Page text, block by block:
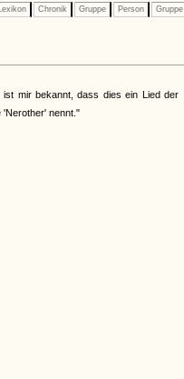
Chronik Gruppe Person Gruppe
mir bekannt, dass dies ein Lied der
'Nerother' nennt."